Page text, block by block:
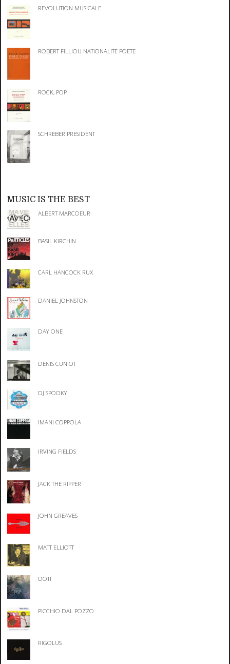
REVOLUTION MUSICALE
ROBERT FILLIOU NATIONALITE POETE
ROCK, POP
SCHREBER PRESIDENT
MUSIC IS THE BEST
ALBERT MARCOEUR
BASIL KIRCHIN
CARL HANCOCK RUX
DANIEL JOHNSTON
DAY ONE
DENIS CUNIOT
DJ SPOOKY
IMANI COPPOLA
IRVING FIELDS
JACK THE RIPPER
JOHN GREAVES
MATT ELLIOTT
OOTI
PICCHIO DAL POZZO
RIGOLUS